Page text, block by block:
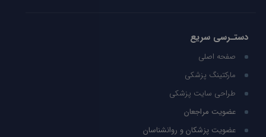
دستـرسی سریع
صفحه اصلی
مارکتینگ پزشکی
طراحی سایت پزشکی
عضویت مراجعان
عضویت پزشکان و روانشناسان